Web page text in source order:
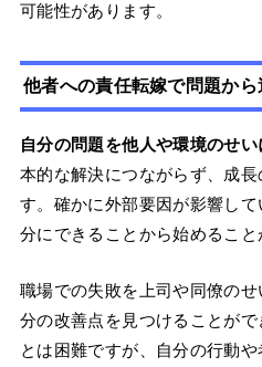
可能性があります。
他者への責任転嫁で問題か
自分の問題を他人や環境のせ
本的な解決につながらず、成
す。確かに外部要因が影響し
分にできることから始めること
職場での失敗を上司や同僚の
分の改善点を見つけることが
とは困難ですが、自分の行動